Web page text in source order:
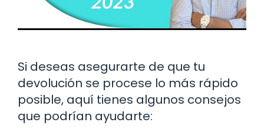
Si deseas asegurarte de que tu
devolución se procese lo más rápido
posible, aquí tienes algunos consejos
que podrían ayudarte: